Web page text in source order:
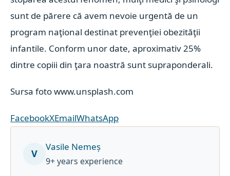
sunt de părere că avem nevoie urgentă de un
program naţional destinat prevenţiei obezităţii
infantile. Conform unor date, aproximativ 25%
dintre copiii din ţara noastră sunt supraponderali.
Sursa foto www.unsplash.com
FacebookXEmailWhatsApp
V
Vasile Nemeș
9+ years experience